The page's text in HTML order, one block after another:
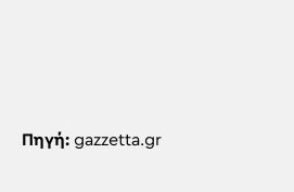
Πηγή: gazzetta.gr